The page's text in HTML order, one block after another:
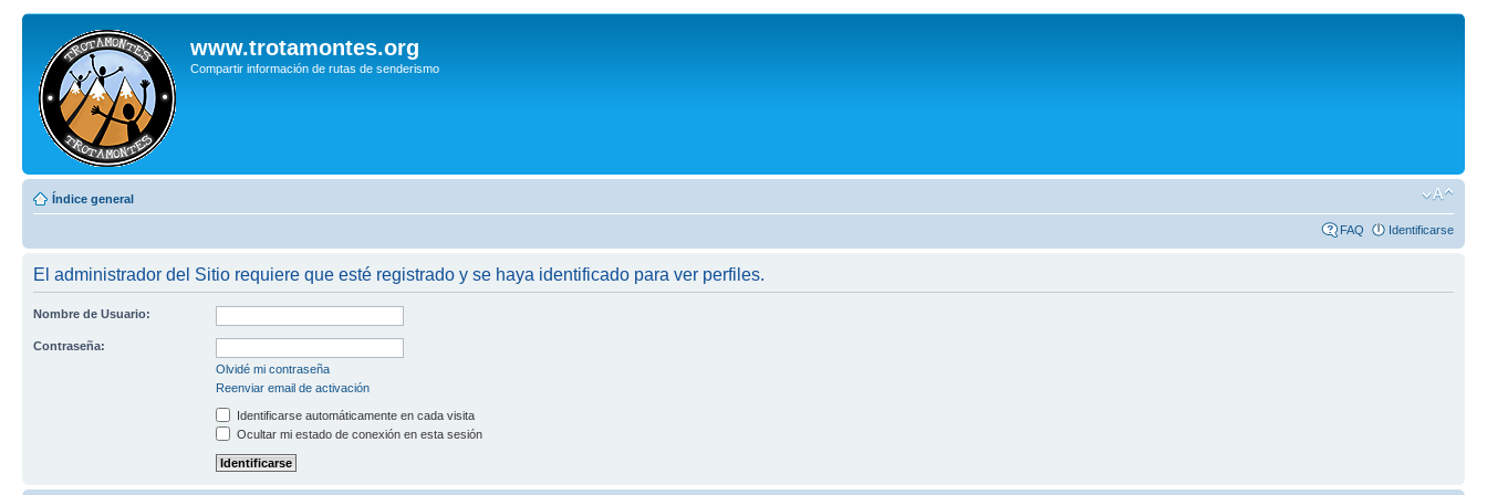
www.trotamontes.org
Compartir información de rutas de senderismo
Índice general
FAQ Identificarse
El administrador del Sitio requiere que esté registrado y se haya identificado para ver perfiles.
Nombre de Usuario:
Contraseña:
Olvidé mi contraseña
Reenviar email de activación
Identificarse automáticamente en cada visita
Ocultar mi estado de conexión en esta sesión